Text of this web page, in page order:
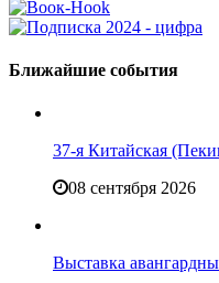
Ближайшие события
37-я Китайская
08 сентября 2026
Выставка